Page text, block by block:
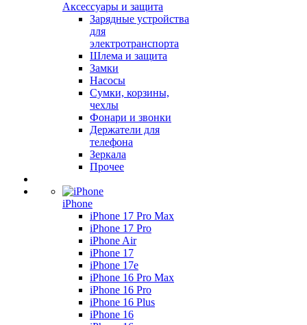
Аксессуары и защита
Зарядные устройства
для
электротранспорта
Шлема и защита
Замки
Насосы
Сумки, корзины,
чехлы
Фонари и звонки
Держатели для
телефона
Зеркала
Прочее
iPhone
iPhone 17 Pro Max
iPhone 17 Pro
iPhone Air
iPhone 17
iPhone 17e
iPhone 16 Pro Max
iPhone 16 Pro
iPhone 16 Plus
iPhone 16